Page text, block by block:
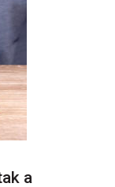
a